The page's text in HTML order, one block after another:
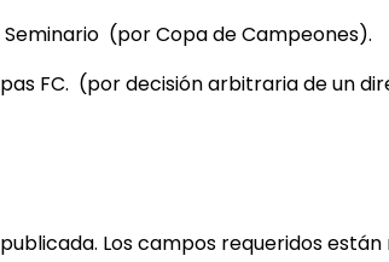
Seminario (por Copa de Campeones).
FC. (por decisión arbitraria de un
Los campos requeridos